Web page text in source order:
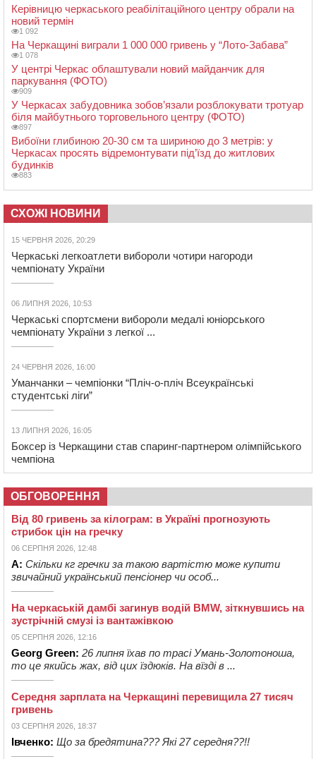
Керівницю черкаського реабілітаційного центру обрали на
новий термін
1 092
На Черкащині виграли 1 000 000 гривень у “Лото-Забава”
1 078
У центрі Черкас облаштували новий майданчик для
паркування (ФОТО)
909
У Черкасах забудовника зобов’язали розблокувати тротуар
біля майбутнього торговельного центру (ФОТО)
897
Вибоїни глибиною 20-30 см та шириною до 3 метрів: у
Черкасах просять відремонтувати під’їзд до житлових
будинків
883
СХОЖІ НОВИНИ
15 ЧЕРВНЯ 2026, 20:29
Черкаські легкоатлети вибороли чотири нагороди
чемпіонату України
06 ЛИПНЯ 2026, 10:53
Черкаські спортсмени вибороли медалі юніорського
чемпіонату України з легкої ...
24 ЧЕРВНЯ 2026, 16:00
Уманчанки – чемпіонки “Пліч-о-пліч Всеукраїнські
студентські ліги”
13 ЛИПНЯ 2026, 16:05
Боксер із Черкащини став спаринг-партнером олімпійського
чемпіона
ОБГОВОРЕННЯ
Від 80 гривень за кілограм: в Україні прогнозують
стрибок цін на гречку
06 СЕРПНЯ 2026, 12:48
А: Скільки кг гречки за такою вартістю може купити
звичайний український пенсіонер чи особ...
На черкаській дамбі загинув водій BMW, зіткнувшись на
зустрічній смузі із вантажівкою
05 СЕРПНЯ 2026, 12:16
Georg Green: 26 липня їхав по трасі Умань-Золотоноша,
то це якийсь жах, від цих їздюків. На вїзді в ...
Середня зарплата на Черкащині перевищила 27 тисяч
гривень
03 СЕРПНЯ 2026, 18:37
Івченко: Що за бредятина??? Які 27 середня??!!